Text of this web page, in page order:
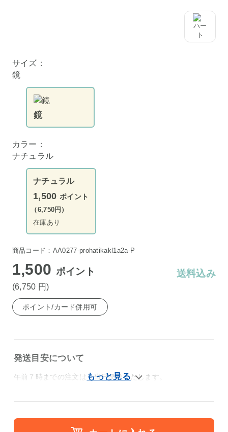
サイズ：
鏡
鏡
カラー：
ナチュラル
ナチュラル
1,500 ポイント
（6,750円）
在庫あり
商品コード：AA0277-prohatikakl1a2a-P
1,500 ポイント
(6,750 円)
送料込み
ポイント/カード併用可
発送目安について
午前７時までの注文は、当日発送いたします。